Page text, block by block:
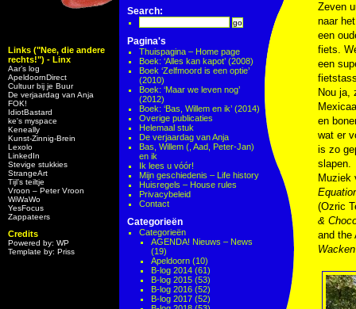
Links ("Nee, die andere
rechts!") - Linx
Aar’s log
ApeldoornDirect
Cultuur bij je Buur
De verjaardag van Anja
FOK!
IdiotBastard
ke's myspace
Keneally
Kunst-Zinnig-Brein
Lexolo
LinkedIn
Stevige stukkies
StrangeArt
Tijl’s teiltje
Vroon – Peter Vroon
WiWaWo
YesFocus
Zappateers
Credits
Powered by: WP
Template by: Priss
Search:
Pagina's
Thuispagina – Home page
Boek: ‘Alles kan kapot’ (2008)
Boek ‘Zelfmoord is een optie’
(2010)
Boek: ‘Maar we leven nog’
(2012)
Boek: ‘Bas, Willem en ik’ (2014)
Overige publicaties
Helemaal stuk
De verjaardag van Anja
Bas, Willem (, Aad, Peter-Jan)
en ik
Ik lees u vóór!
Mijn geschiedenis – Life history
Huisregels – House rules
Privacybeleid
Contact
Categorieën
Categorieën
AGENDA! Nieuws – News
(19)
Apeldoorn (10)
B-log 2014 (61)
B-log 2015 (53)
B-log 2016 (52)
B-log 2017 (52)
Zeven
naar
een
fiets.
een
Nou ja,
en
wat er
is zo
slapen.
Muziek
(Ozric
&
and
Wacken